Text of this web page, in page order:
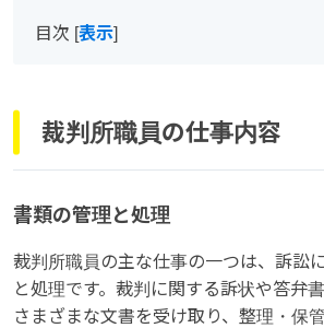
目次 [表示]
裁判所職員の仕事内容
書類の管理と処理
裁判所職員の主な仕事の一つは、訴訟
と処理です。裁判に関する訴状や答弁
さまざまな文書を受け取り、整理・保